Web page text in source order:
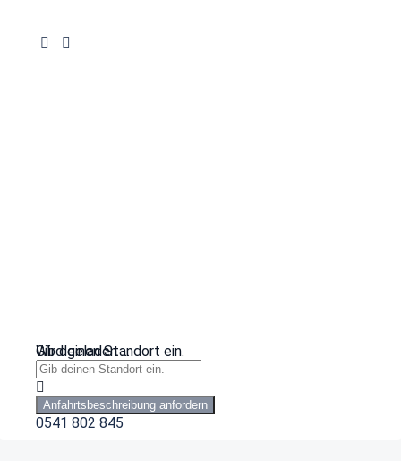
Wird geladen …
Gib deinen Standort ein.
Anfahrtsbeschreibung anfordern
0541 802 845